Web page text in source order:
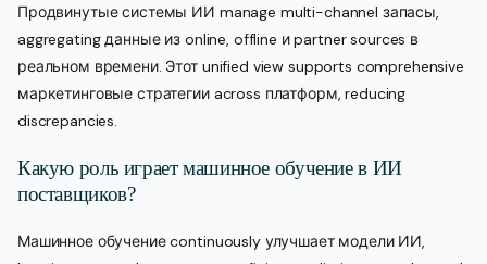
Продвинутые системы ИИ manage multi-channel запасы,
aggregating данные из online, offline и partner sources в
реальном времени. Этот unified view supports comprehensive
маркетинговые стратегии across платформ, reducing
discrepancies.
Какую роль играет машинное обучение в ИИ
поставщиков?
Машинное обучение continuously улучшает модели ИИ,